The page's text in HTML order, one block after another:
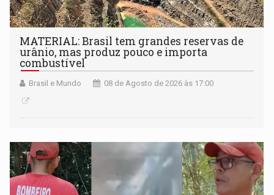
MATERIAL: Brasil tem grandes reservas de
urânio, mas produz pouco e importa
combustível
Brasil e Mundo 08 de Agosto de 2026 às 17:00